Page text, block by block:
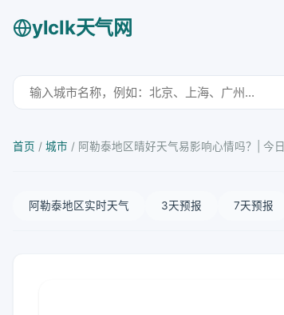
ylclk天气网
首页 / 城市 / 阿勒泰地区晴好天气易影响心情吗？| 今
阿勒泰地区实时天气 3天预报 7天预报